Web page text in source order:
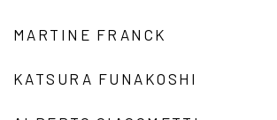
MARTINE FRANCK
KATSURA FUNAKOSHI